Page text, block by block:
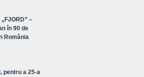
–
în 90 de
România
pentru a 25-a